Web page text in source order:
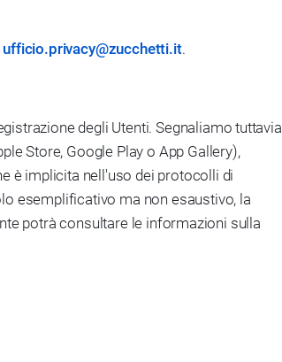
ufficio.privacy@zucchetti.it.
degli Utenti. Segnaliamo tuttavia
Store, Google Play o App Gallery),
è implicita nell'uso dei protocolli di
esemplificativo ma non esaustivo, la
potrà consultare le informazioni sulla